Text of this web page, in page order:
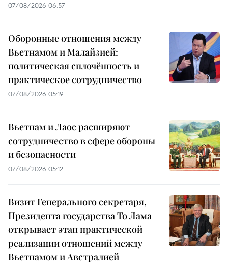
07/08/2026 06:57
Оборонные отношения между
Вьетнамом и Малайзией:
политическая сплочённость и
практическое сотрудничество
07/08/2026 05:19
Вьетнам и Лаос расширяют
сотрудничество в сфере обороны
и безопасности
07/08/2026 05:12
Визит Генерального секретаря,
Президента государства То Лама
открывает этап практической
реализации отношений между
Вьетнамом и Австралией